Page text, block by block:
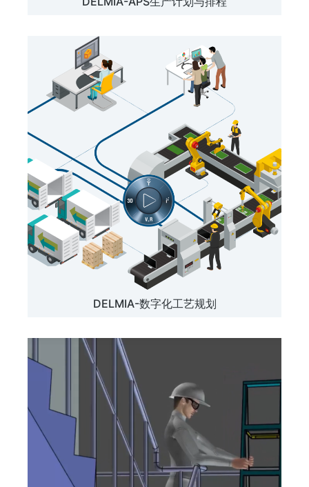
DELMIA-数字化工艺规划